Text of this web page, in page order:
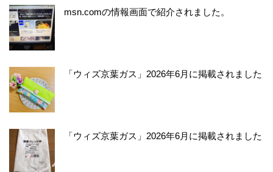
msn.comの情報画面で紹介されました。
「ウィズ京葉ガス」2026年6月に掲載されました
「ウィズ京葉ガス」2026年6月に掲載されました